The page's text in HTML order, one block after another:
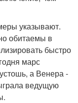
указывают.
обитаемы в
быстро
марс
а Венера -
ведущую